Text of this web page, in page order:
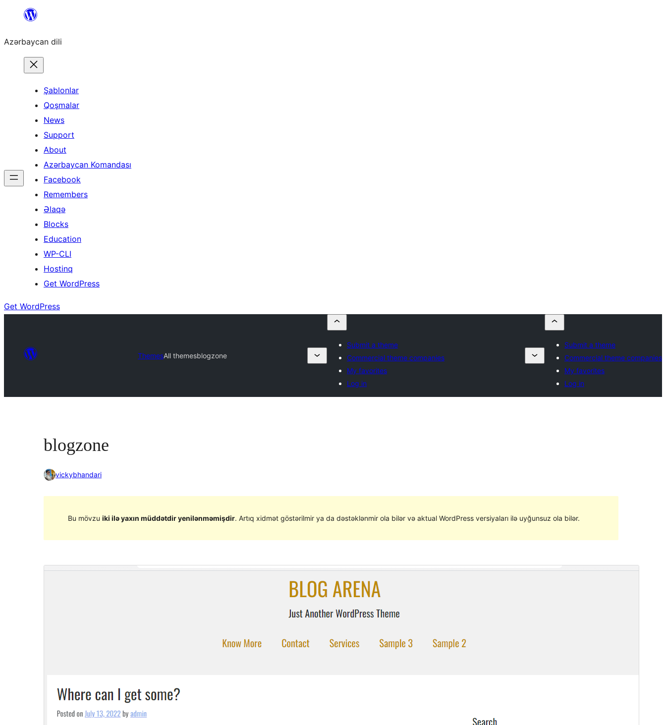
content
Azərbaycan dili
Şablonlar
Qoşmalar
News
Support
About
Azərbaycan Komandası
Facebook
Remembers
Əlaqə
Blocks
Education
WP-CLI
Hostinq
Get WordPress
Get WordPress
ThemesAll themesblogzone
Submit a theme
Commercial theme companies
My favorites
Log in
Submit a theme
Commercial theme companies
My favorites
Log in
blogzone
vickybhandari
Bu mövzu iki ilə yaxın müddətdir yenilənməmişdir. Artıq xidmət göstərilmir ya da dəstəklənmir ola bilər və aktual WordPress versiyaları ilə uyğunsuz ola bilər.
Ön izləməEndir